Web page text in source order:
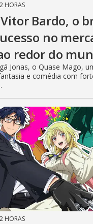
HORAS
Bardo, o
no
redor do
Jonas, o Quase Mago,
e comédia com
HORAS